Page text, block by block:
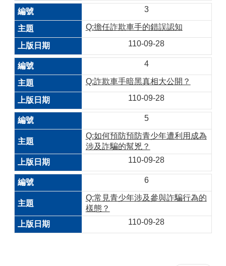
3
Q:擔任詐欺車手的錯誤認知
110-09-28
4
Q:詐欺車手暗黑真相大公開？
110-09-28
5
Q:如何預防預防青少年遭利用成為
涉及詐騙的幫兇？
110-09-28
6
Q:常見青少年涉及參與詐騙行為的
樣態？
110-09-28